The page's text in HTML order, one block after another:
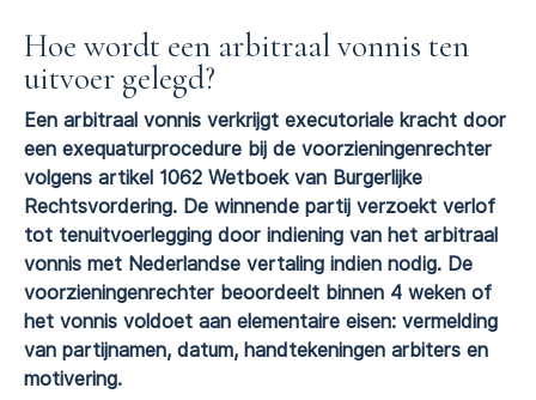
Hoe wordt een arbitraal vonnis ten
uitvoer gelegd?
Een arbitraal vonnis verkrijgt executoriale kracht door
een exequaturprocedure bij de voorzieningenrechter
volgens artikel 1062 Wetboek van Burgerlijke
Rechtsvordering. De winnende partij verzoekt verlof
tot tenuitvoerlegging door indiening van het arbitraal
vonnis met Nederlandse vertaling indien nodig. De
voorzieningenrechter beoordeelt binnen 4 weken of
het vonnis voldoet aan elementaire eisen: vermelding
van partijnamen, datum, handtekeningen arbiters en
motivering.